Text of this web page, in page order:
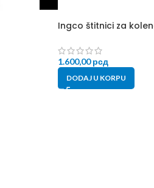
Ingco štitnici za
1.600,00рсд
DODAJ U KORPU